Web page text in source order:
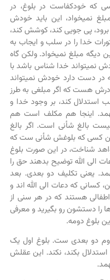
که خودکفاست در بلوغ، در
نمیخواد، این باید خودش
برود، پی جویی کند، کوشش کند،
خدا را در سلب و ایجاب به
دیگه مبلغ نمیخواد. ولکن گاه
نمیتواند خدا شناس باشد با
در دست دارد خودش نمیتواند
هست که اگر مبلغی به طرز
کند، بر وجود خدا و
اینجا هم مکلف است هم
بالغ شأنی است. اگر بالغ
کسی که بلوغش شأنی ست که
شناخت، در این صورت بلوغ
الی الله توضیح بدهند حق را
یعنی تکلیف دو بعدی. بعد
کسانی که دعات الی الله اند و
هستند که در هر سنی از
را دستشون رو بگیرید و معرفی
بلوغ دومه.
دو بعدی ست. بلوغ اول یک
بکند، نکند. این عقلش